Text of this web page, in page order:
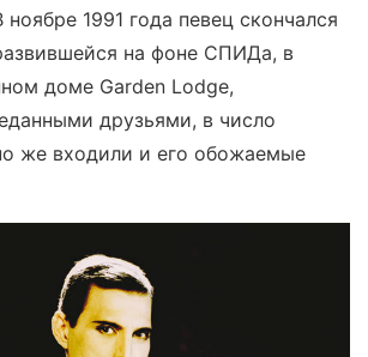
1991 года певец скончался
на фоне СПИДа, в
доме Garden Lodge,
друзьями, в число
же входили и его обожаемые